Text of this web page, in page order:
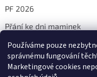
Používáme pouze
správnému fungování
Marketingové cookies
PF 2026
Přání ke dni maminek
Facebook